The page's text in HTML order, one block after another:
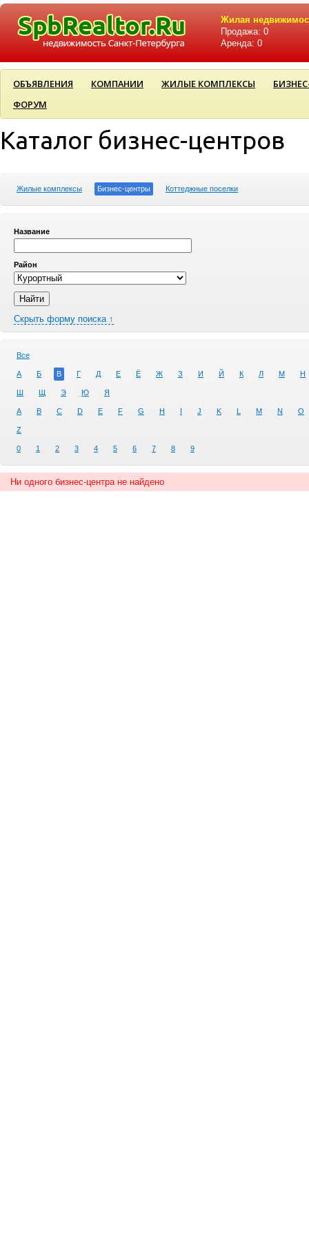
Жилая
Продажа: 0
Аренда: 0
ОБЪЯВЛЕНИЯ КОМПАНИИ ЖИЛЫЕ КОМПЛЕКСЫ
ФОРУМ
Каталог бизнес-центров
Жилые комплексы Бизнес-центры Коттеджные поселки
Название
Район
Скрыть форму поиска ↑
Все
А Б В Г Д Е Ё Ж З И Й К Л М Н
Ш Щ Э Ю Я
A B C D E F G H I J K L M N O
Z
0 1 2 3 4 5 6 7 8 9
Ни одного бизнес-центра не найдено